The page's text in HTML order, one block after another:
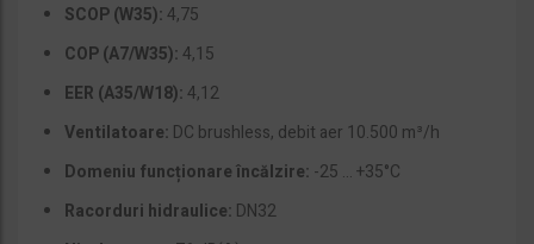
SCOP (W35):4,75
COP (A7/W35):4,15
EER (A35/W18):4,12
Ventilatoare: DC brushless, debit aer 10.500 m³/h
Domeniu funcționare încălzire: -25 … +35°C
Racorduri hidraulice: DN32